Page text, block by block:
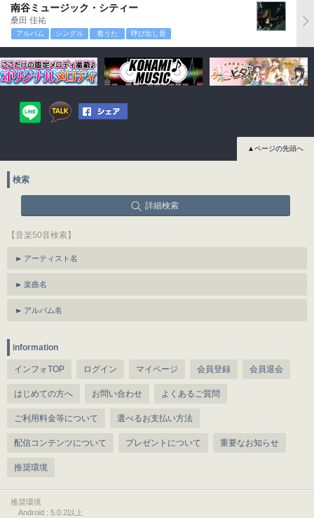
南谷ミュージック・シティー
桑田 佳祐
アルバム シングル 着うた 呼び出し音
▲ページの先頭へ
検索
詳細検索
【音楽50音検索】
アーティスト名
楽曲名
アルバム名
information
インフォTOP ログイン マイページ 会員登録 会員退会
はじめての方へ お問い合わせ よくあるご質問
ご利用料金等について 選べるお支払い方法
配信コンテンツについて プレゼントについて 重要なお知らせ
推奨環境
推奨環境
Android : 5.0.2以上